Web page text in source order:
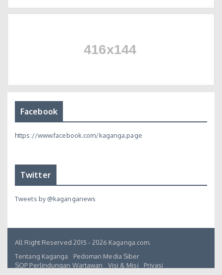
Facebook
https://www.facebook.com/kaganga.page
Twitter
Tweets by @kaganganews
All Right Reserved 2015 - 2026 Kaganga.com.
Tentang Kaganga
Pedoman Media Siber
SOP Perlindungan Wartawan
Visi & Misi
Privasi